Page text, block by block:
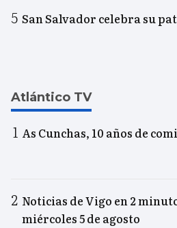
San Salvador celebra su
Atlántico TV
As Cunchas, 10 años de
Noticias de Vigo en 2
miércoles 5 de agosto